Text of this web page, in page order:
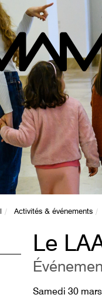
Activités & événements
Le
Samedi 30